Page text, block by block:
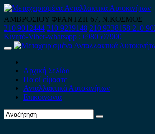
Skip
to
content
ΑΜΒΡΟΣΙΟΥ ΦΡΑΝΤΖΗ 67, Ν.ΚΟΣΜΟΣ
210 9012444 210 9239148 210 9238158 210
Κινητό-Viber-whatsapp : 6980507900
Primary
Αρχική Σελίδα
Ποιοί είμαστε
Ανταλλακτικά Αυτοκινήτων
Επικοινωνία